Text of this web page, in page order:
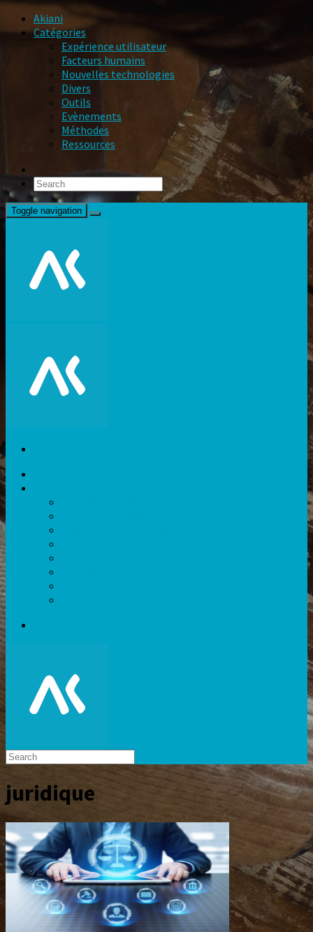
Akiani
Catégories
Expérience utilisateur
Facteurs humains
Nouvelles technologies
Divers
Outils
Evènements
Méthodes
Ressources
Toggle navigation
juridique